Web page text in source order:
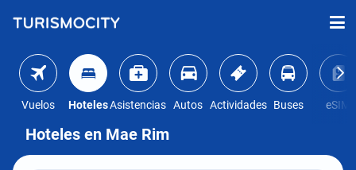
Vuelos HotelesAsistencias Autos Actividades Buses eSIM
Hoteles en Mae Rim